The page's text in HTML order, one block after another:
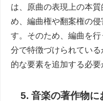
は、原曲の表現上の本
め、編曲権や翻案権の
す。そのため、編曲を
分で特徴づけられてい
的な要素を追加する必要
5. 音楽の著作物に